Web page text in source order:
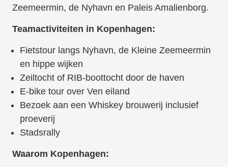
Zeemeermin, de Nyhavn en Paleis Amalienborg.
Teamactiviteiten in Kopenhagen:
Fietstour langs Nyhavn, de Kleine Zeemeermin
en hippe wijken
Zeiltocht of RIB-boottocht door de haven
E-bike tour over Ven eiland
Bezoek aan een Whiskey brouwerij inclusief
proeverij
Stadsrally
Waarom Kopenhagen: